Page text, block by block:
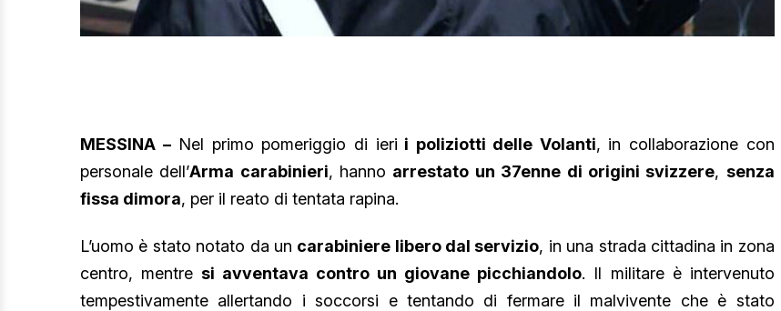
MESSINA –Nel primo pomeriggio di ieri i poliziotti delle Volanti, in collaborazione con
personale dell’Arma carabinieri, hanno arrestato un 37enne di origini svizzere, senza
fissa dimora, per il reato di tentata rapina.
L’uomo è stato notato da un carabiniere libero dal servizio, in una strada cittadina in zona
centro, mentresi avventava contro un giovane picchiandolo. Il militare è intervenuto
tempestivamente allertando i soccorsi e tentando di fermare il malvivente che è stato